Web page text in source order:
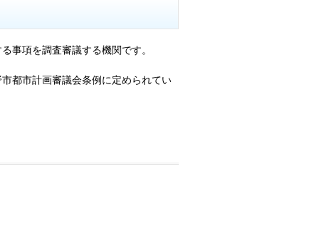
事項を調査審議する機関です。
都市計画審議会条例に定められてい